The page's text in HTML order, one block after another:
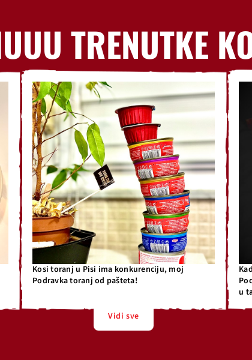
TRENUTKE
Kosi toranj u Pisi ima konkurenciju, moj
Podravka toranj od pašteta!
u
Vidi sve